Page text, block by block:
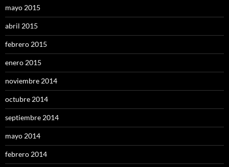
mayo 2015
abril 2015
febrero 2015
enero 2015
noviembre 2014
octubre 2014
septiembre 2014
mayo 2014
febrero 2014